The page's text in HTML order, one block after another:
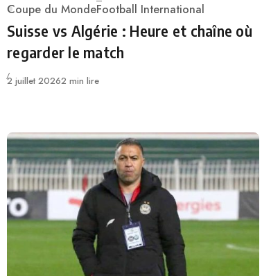
Category
Coupe du MondeFootball International
Suisse vs Algérie : Heure et chaîne où
regarder le match
Publié
2 juillet 20262 min lire